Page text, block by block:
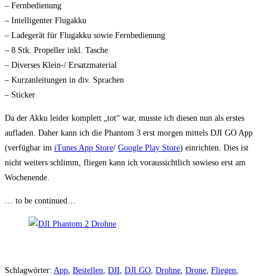
– Fernbedienung
– Intelligenter Flugakku
– Ladegerät für Flugakku sowie Fernbedienung
– 8 Stk. Propeller inkl. Tasche
– Diverses Klein-/ Ersatzmaterial
– Kurzanleitungen in div. Sprachen
– Sticker
Da der Akku leider komplett „tot“ war, musste ich diesen nun als erstes
aufladen. Daher kann ich die Phantom 3 erst morgen mittels DJI GO App
(verfügbar im iTunes App Store/ Google Play Store) einrichten. Dies ist
nicht weiters schlimm, fliegen kann ich voraussichtlich sowieso erst am
Wochenende.
… to be continued…
Schlagwörter: App, Bestellen, DJI, DJI GO, Drohne, Drone, Fliegen,